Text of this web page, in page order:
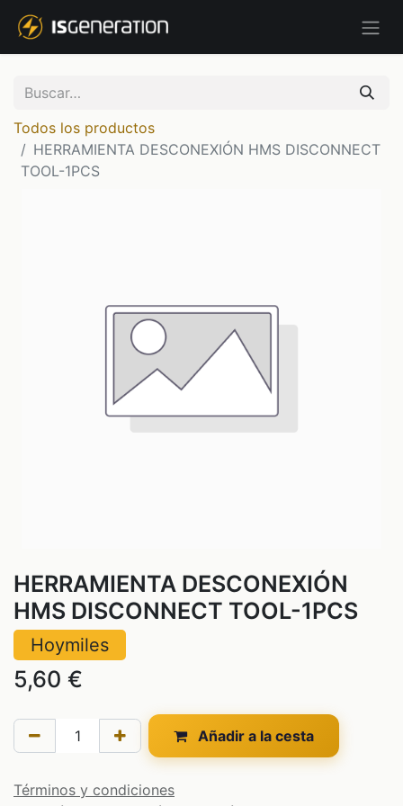
Todos los productos
HERRAMIENTA DESCONEXIÓN HMS DISCONNECT
TOOL-1PCS
HERRAMIENTA DESCONEXIÓN
HMS DISCONNECT TOOL-1PCS
Hoymiles
5,60 €
Añadir a la cesta
Términos y condiciones